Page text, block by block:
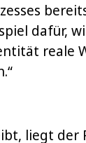
dafür,
reale
liegt der